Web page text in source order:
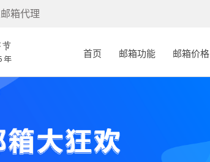
箱代理
首页 (current)
邮箱功能 邮箱价格